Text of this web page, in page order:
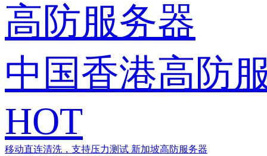
高防服务器
中国香港高防
HOT
移动直连清洗，支持压力测试 新加坡高防服务器